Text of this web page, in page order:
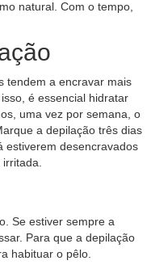
natural. Com o tempo,
tendem a encravar mais
é essencial hidratar
uma vez por semana, o
a depilação três dias
estiverem desencravados
Se estiver sempre a
Para que a depilação
habituar o pêlo.